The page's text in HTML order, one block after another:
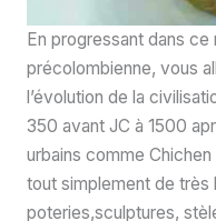
En progressant dans
précolombienne, vous
l’évolution de la
350 avant JC à 1500
urbains comme
tout simplement de
poteries,sculptures,